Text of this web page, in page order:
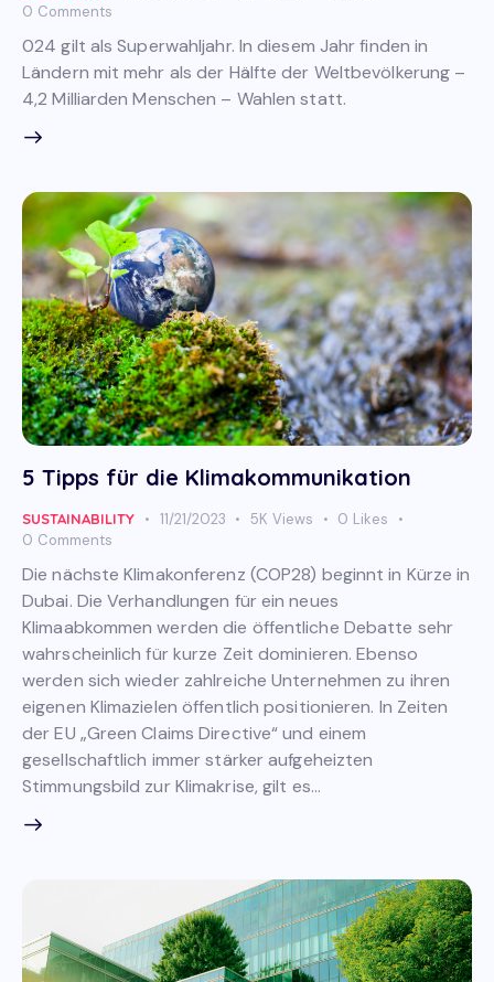
0 Comments
024 gilt als Superwahljahr. In diesem Jahr finden in
Ländern mit mehr als der Hälfte der Weltbevölkerung –
4,2 Milliarden Menschen – Wahlen statt.
5 Tipps für die Klimakommunikation
SUSTAINABILITY 11/21/2023 5K Views 0 Likes
0 Comments
Die nächste Klimakonferenz (COP28) beginnt in Kürze in
Dubai. Die Verhandlungen für ein neues
Klimaabkommen werden die öffentliche Debatte sehr
wahrscheinlich für kurze Zeit dominieren. Ebenso
werden sich wieder zahlreiche Unternehmen zu ihren
eigenen Klimazielen öffentlich positionieren. In Zeiten
der EU „Green Claims Directive“ und einem
gesellschaftlich immer stärker aufgeheizten
Stimmungsbild zur Klimakrise, gilt es…